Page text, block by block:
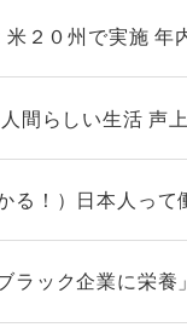
米２０州で実施
間らしい生活 声
る！）日本人って
ラック企業に栄